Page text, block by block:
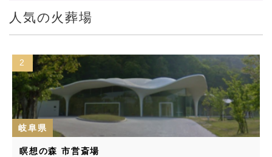
人気の火葬場
2
岐阜県
瞑想の森 市営斎場